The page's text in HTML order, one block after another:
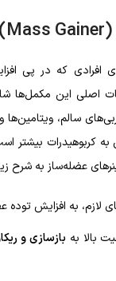
(
Mass Gainer
)
افرادی که در پی
اصلی این مکمل‌ها
چربی‌های سالم،
به کربوهیدرات بیشتر
عضله‌ساز به شرح
لازم، به افزایش
بالا به بازسازی و